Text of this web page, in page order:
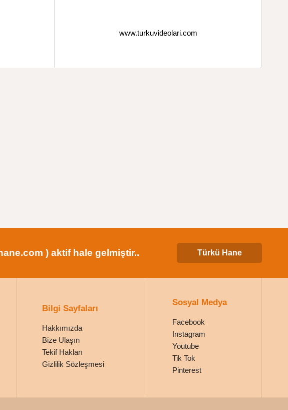
www.turkuvideolari.com
) aktif hale gelmiştir.. Türkü Hane
Bilgi Sayfaları
Hakkımızda
Bize Ulaşın
Tekif Hakları
Gizlilik Sözleşmesi
Sosyal Medya
Facebook
Instagram
Youtube
Tik Tok
Pinterest